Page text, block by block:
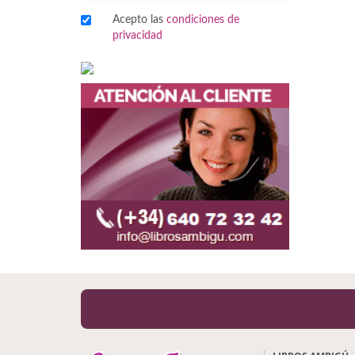
Acepto las condiciones de
privacidad